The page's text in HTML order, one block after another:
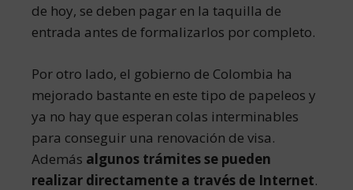
de hoy, se deben pagar en la taquilla de
entrada antes de formalizarlos por completo.
Por otro lado, el gobierno de Colombia ha
mejorado bastante en este tipo de papeleos y
ya no hay que esperan colas interminables
para conseguir una renovación de visa.
Además algunos trámites se pueden
realizar directamente a través de Internet.